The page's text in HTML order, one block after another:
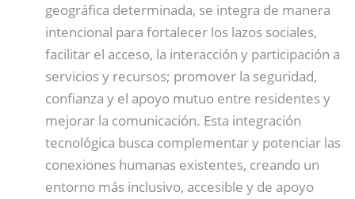
geográfica determinada, se integra de manera
intencional para fortalecer los lazos sociales,
facilitar el acceso, la interacción y participación a
servicios y recursos; promover la seguridad,
confianza y el apoyo mutuo entre residentes y
mejorar la comunicación. Esta integración
tecnológica busca complementar y potenciar las
conexiones humanas existentes, creando un
entorno más inclusivo, accesible y de apoyo